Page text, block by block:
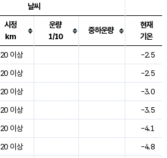
씨, 기온, 강수, 바람, 기압등을 안내한 표입
날씨
시정
km
운량
1/10
중하운량
현재
기온
20 이상
-2.5
20 이상
-2.5
20 이상
-3.0
20 이상
-3.5
20 이상
-4.1
20 이상
-4.8